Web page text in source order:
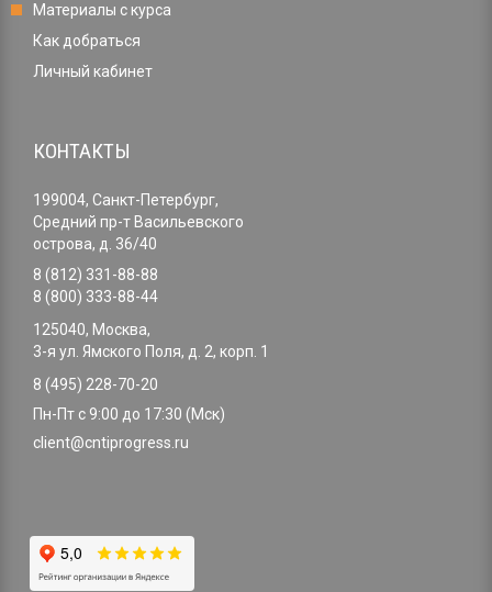
Материалы с курса
Как добраться
Личный кабинет
КОНТАКТЫ
199004, Санкт-Петербург,
Средний пр-т Васильевского
острова, д. 36/40
8 (812) 331-88-88
8 (800) 333-88-44
125040, Москва,
3-я ул. Ямского Поля, д. 2, корп. 1
8 (495) 228-70-20
Пн-Пт с 9:00 до 17:30 (Мск)
client@cntiprogress.ru